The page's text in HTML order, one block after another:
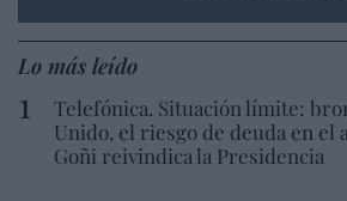
Lo más leído
Telefónica. Situación límite:
Unido, el riesgo de deuda en el
Goñi reivindica la Presidencia